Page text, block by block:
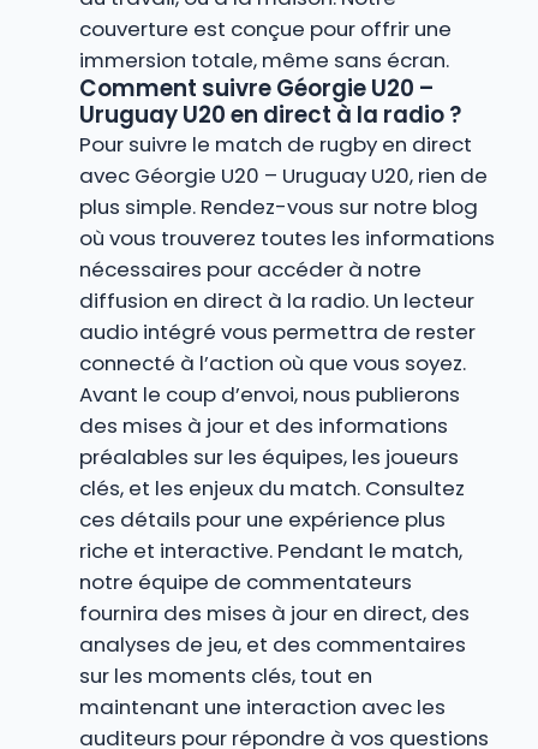
couverture est conçue pour offrir une
immersion totale, même sans écran.
Comment suivre Géorgie U20 –
Uruguay U20 en direct à la radio ?
Pour suivre le match de rugby en direct
avec Géorgie U20 – Uruguay U20, rien de
plus simple. Rendez-vous sur notre blog
où vous trouverez toutes les informations
nécessaires pour accéder à notre
diffusion en direct à la radio. Un lecteur
audio intégré vous permettra de rester
connecté à l’action où que vous soyez.
Avant le coup d’envoi, nous publierons
des mises à jour et des informations
préalables sur les équipes, les joueurs
clés, et les enjeux du match. Consultez
ces détails pour une expérience plus
riche et interactive. Pendant le match,
notre équipe de commentateurs
fournira des mises à jour en direct, des
analyses de jeu, et des commentaires
sur les moments clés, tout en
maintenant une interaction avec les
auditeurs pour répondre à vos questions